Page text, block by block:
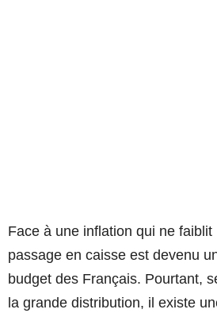
Face à une inflation qui ne faiblit
passage en caisse est devenu
budget des Français. Pourtant,
la grande distribution, il existe